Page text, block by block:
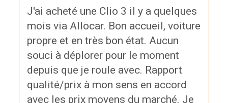
J'ai acheté une Clio 3 il y a quelques
mois via Allocar. Bon accueil, voiture
propre et en très bon état. Aucun
souci à déplorer pour le moment
depuis que je roule avec. Rapport
qualité/prix à mon sens en accord
avec les prix moyens du marché. Je